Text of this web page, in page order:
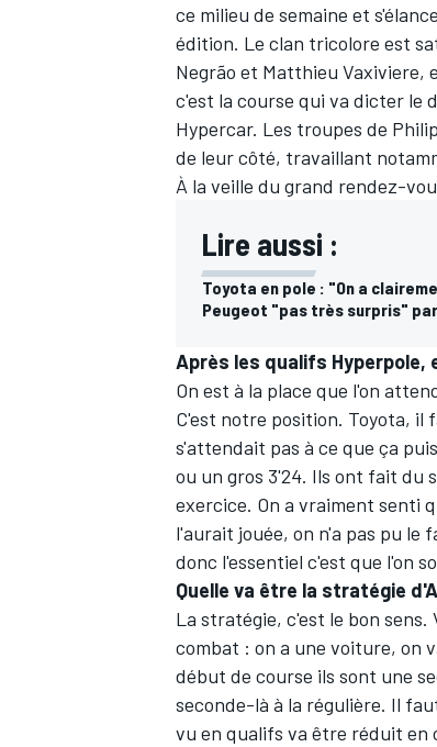
WEC
ce milieu de semaine et
édition. Le clan tricolore est
Negrão et Matthieu Vaxiviere,
c'est la course qui va dicter le
Hypercar. Les troupes de
de leur côté, travaillant
À la veille du grand rendez-
Lire aussi :
Toyota en pole : "On a
Peugeot "pas très surpris"
Après les qualifs Hyperpole,
On est à la place que l'on
C'est notre position. Toyota,
s'attendait pas à ce que ça
ou un gros 3'24. Ils ont fait du
exercice. On a vraiment senti
l'aurait jouée, on n'a pas pu le
donc l'essentiel c'est que l'on
Quelle va être la stratégie
La stratégie, c'est le bon
combat : on a une voiture, on
début de course ils sont une
seconde-là à la régulière. Il
vu en qualifs va être réduit en